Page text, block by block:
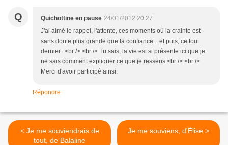
Q Quichottine en pause 24/01/2012 20:27
J'ai aimé le rappel, l'attente, ces moments où la crainte est
sans doute plus grande que la confiance... et puis, ce tout
dernier...<br /> <br /> Tu sais, la vie est si présente ici que je
ne sais comment expliquer ce que je ressens.<br /> <br />
Merci d'avoir participé ainsi.
Répondre
< Je me souviendrais de
tout, de Balaline
Je me souviens, d'Élise >